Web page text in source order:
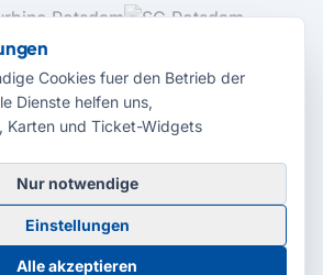
Webseite entwickelt durch dieMedienagentur
Babelsberg
AGBDatenschutzImpressum
Cookies fuer den Betrieb der
Dienste helfen uns,
Karten und Ticket-Widgets
Nur notwendige
Einstellungen
Alle akzeptieren